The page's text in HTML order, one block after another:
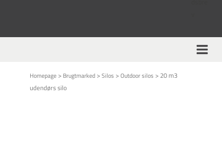
Homepage > Brugtmarked >Silos >Outdoor silos > 20 m3
udendørs silo